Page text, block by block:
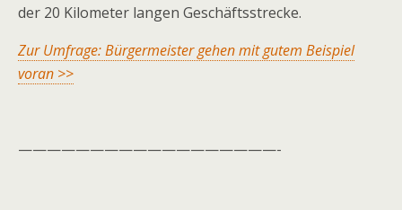
der 20 Kilometer langen Geschäftsstrecke.
Zur Umfrage: Bürgermeister gehen mit gutem Beispiel
voran >>
——————————————————-